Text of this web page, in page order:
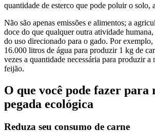
quantidade de esterco que pode poluir o solo,
Não são apenas emissões e alimentos; a
doce do que qualquer outra atividade
do uso direcionado para o gado. Por exemplo,
16.000 litros de água para produzir 1 kg de
vezes a quantidade necessária para produzir a
feijão.
O que você pode fazer para
pegada ecológica
Reduza seu consumo de carne